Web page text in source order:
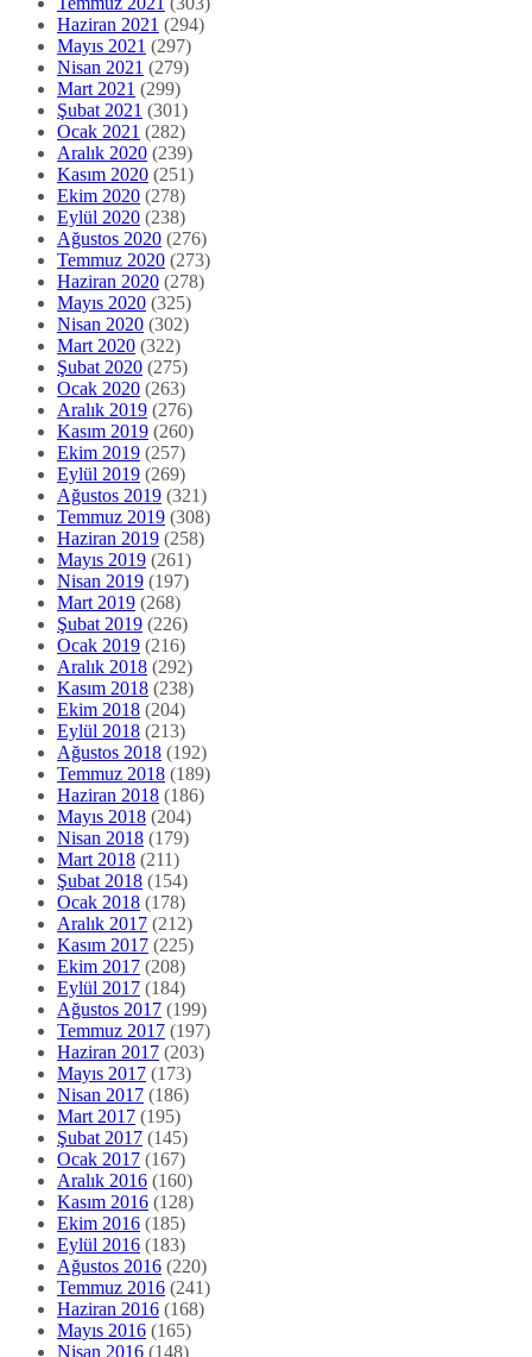
Haziran 2021 (294)
Mayıs 2021 (297)
Nisan 2021 (279)
Mart 2021 (299)
Şubat 2021 (301)
Ocak 2021 (282)
Aralık 2020 (239)
Kasım 2020 (251)
Ekim 2020 (278)
Eylül 2020 (238)
Ağustos 2020 (276)
Temmuz 2020 (273)
Haziran 2020 (278)
Mayıs 2020 (325)
Nisan 2020 (302)
Mart 2020 (322)
Şubat 2020 (275)
Ocak 2020 (263)
Aralık 2019 (276)
Kasım 2019 (260)
Ekim 2019 (257)
Eylül 2019 (269)
Ağustos 2019 (321)
Temmuz 2019 (308)
Haziran 2019 (258)
Mayıs 2019 (261)
Nisan 2019 (197)
Mart 2019 (268)
Şubat 2019 (226)
Ocak 2019 (216)
Aralık 2018 (292)
Kasım 2018 (238)
Ekim 2018 (204)
Eylül 2018 (213)
Ağustos 2018 (192)
Temmuz 2018 (189)
Haziran 2018 (186)
Mayıs 2018 (204)
Nisan 2018 (179)
Mart 2018 (211)
Şubat 2018 (154)
Ocak 2018 (178)
Aralık 2017 (212)
Kasım 2017 (225)
Ekim 2017 (208)
Eylül 2017 (184)
Ağustos 2017 (199)
Temmuz 2017 (197)
Haziran 2017 (203)
Mayıs 2017 (173)
Nisan 2017 (186)
Mart 2017 (195)
Şubat 2017 (145)
Ocak 2017 (167)
Aralık 2016 (160)
Kasım 2016 (128)
Ekim 2016 (185)
Eylül 2016 (183)
Ağustos 2016 (220)
Temmuz 2016 (241)
Haziran 2016 (168)
Mayıs 2016 (165)
Nisan 2016 (148)